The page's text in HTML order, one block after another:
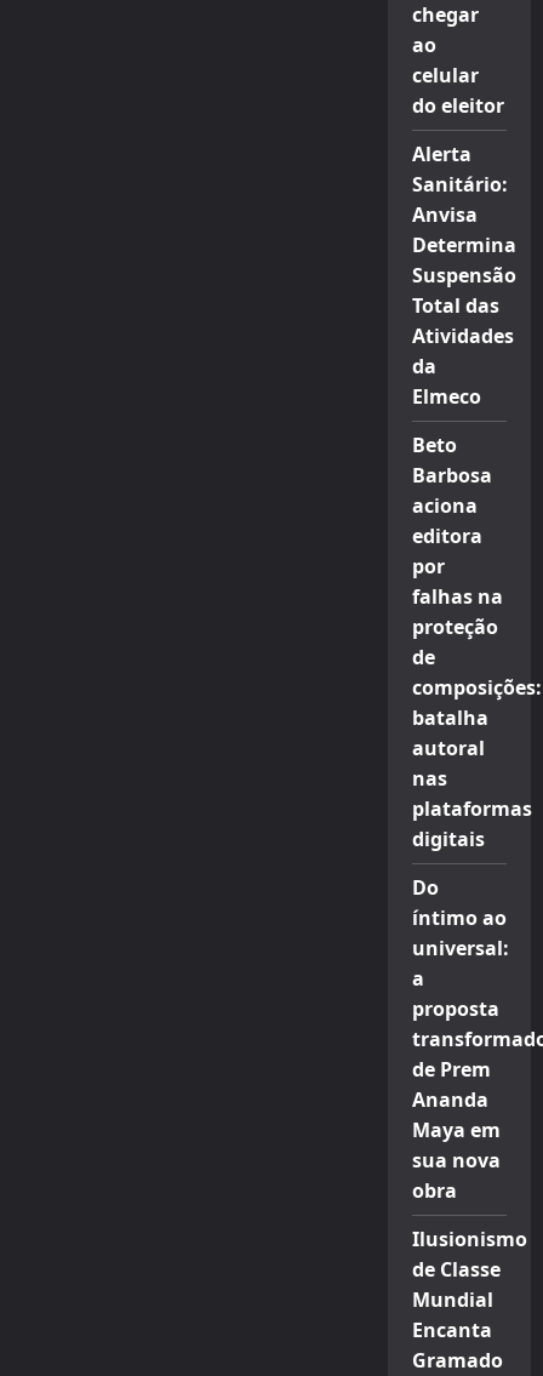
chegar
ao
celular
do eleitor
Alerta
Sanitário:
Anvisa
Determina
Suspensão
Total das
Atividades
da
Elmeco
Beto
Barbosa
aciona
editora
por
falhas na
proteção
de
composições:
batalha
autoral
nas
plataformas
digitais
Do
íntimo ao
universal:
a
proposta
de Prem
Ananda
Maya em
sua nova
obra
Ilusionismo
de Classe
Mundial
Encanta
Gramado